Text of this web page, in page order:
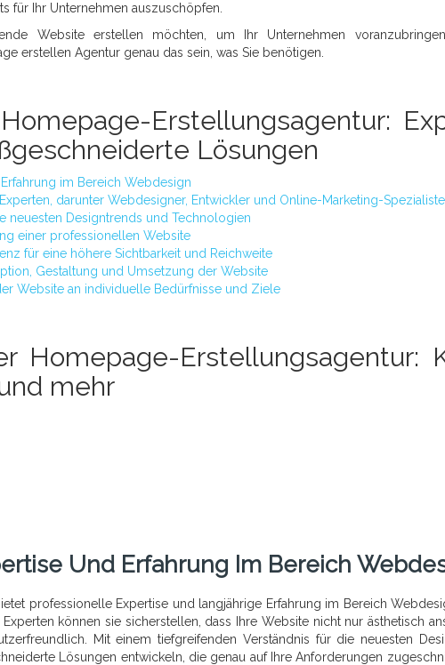
für Ihr Unternehmen auszuschöpfen.
Website erstellen möchten, um Ihr Unternehmen
erstellen Agentur genau das sein, was Sie benötigen.
Erstellungsagentur:
Lösungen
im Bereich Webdesign
darunter Webdesigner, Entwickler und Online-Marketing-
neuesten Designtrends und Technologien
einer professionellen Website
für eine höhere Sichtbarkeit und Reichweite
Gestaltung und Umsetzung der Website
Website an individuelle Bedürfnisse und Ziele
Homepage-Erstellungsagentur:
mehr
Und Erfahrung Im Bereich
professionelle Expertise und langjährige Erfahrung im Bereich
können sie sicherstellen, dass Ihre Website nicht nur ästhetisch
Mit einem tiefgreifenden Verständnis für die neuesten
Lösungen entwickeln, die genau auf Ihre Anforderungen